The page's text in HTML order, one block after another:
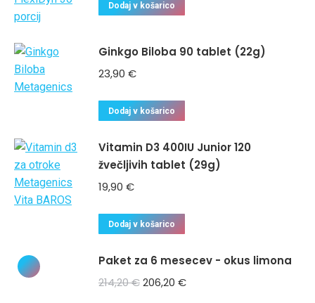
Dodaj v košarico
Ginkgo Biloba 90 tablet (22g)
23,90 €
Dodaj v košarico
Vitamin D3 400IU Junior 120
žvečljivih tablet (29g)
19,90 €
Dodaj v košarico
Paket za 6 mesecev - okus limona
214,20€206,20 €